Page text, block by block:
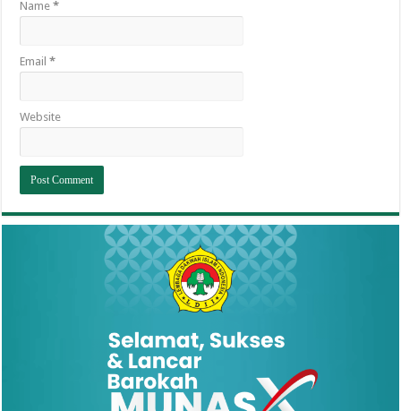
Name*
Email*
Website